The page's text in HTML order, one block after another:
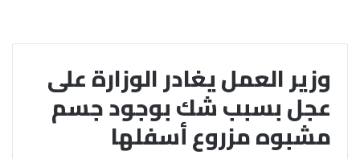
وزير العمل يغادر الوزارة على
عجل بسبب شك بوجود جسم
مشبوه مزروع أسفلها